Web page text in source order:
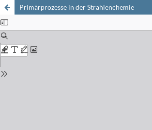
Primärprozesse in der Strahlenchemie